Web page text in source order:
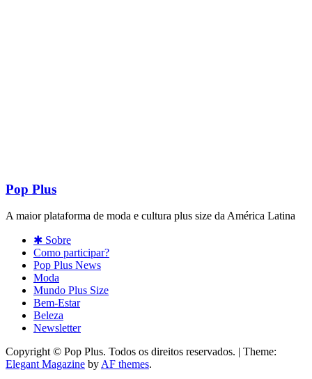
Pop Plus
A maior plataforma de moda e cultura plus size da América Latina
✱ Sobre
Como participar?
Pop Plus News
Moda
Mundo Plus Size
Bem-Estar
Beleza
Newsletter
Copyright © Pop Plus. Todos os direitos reservados. | Theme:
Elegant Magazine by AF themes.